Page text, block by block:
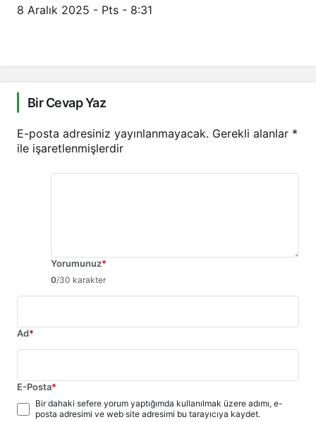
8 Aralık 2025 - Pts - 8:31
Bir Cevap Yaz
E-posta adresiniz yayınlanmayacak. Gerekli alanlar *
ile işaretlenmişlerdir
Yorumunuz*
0/30 karakter
Ad*
E-Posta*
Bir dahaki sefere yorum yaptığımda kullanılmak üzere adımı, e-
posta adresimi ve web site adresimi bu tarayıcıya kaydet.